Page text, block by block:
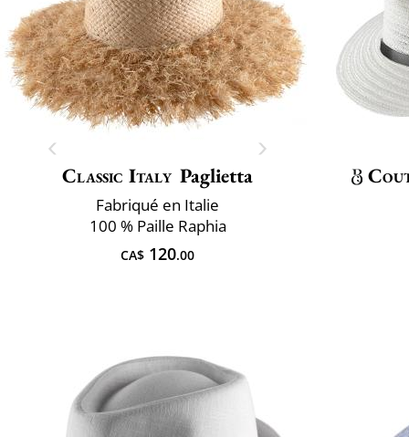
Classic Italy Paglietta
Fabriqué en Italie
100 % Paille Raphia
CA$ 120.00